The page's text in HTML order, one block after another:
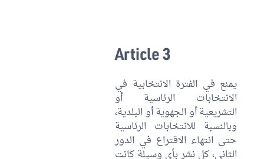
Article 3
يمنع في الفترة الانتخابية في
الانتخابات الرئاسية أو
التشريعية أو الجهوية أو البلدية،
وبالنسبة للانتخابات الرئاسية
حتى انتهاء الاقتراع في الدور
الثاني، كل نشر بأي وسيلة كانت